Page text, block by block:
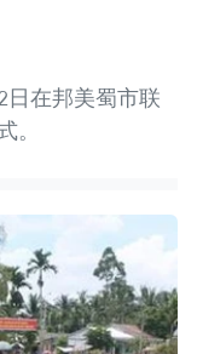
日在邦美蜀市联
。